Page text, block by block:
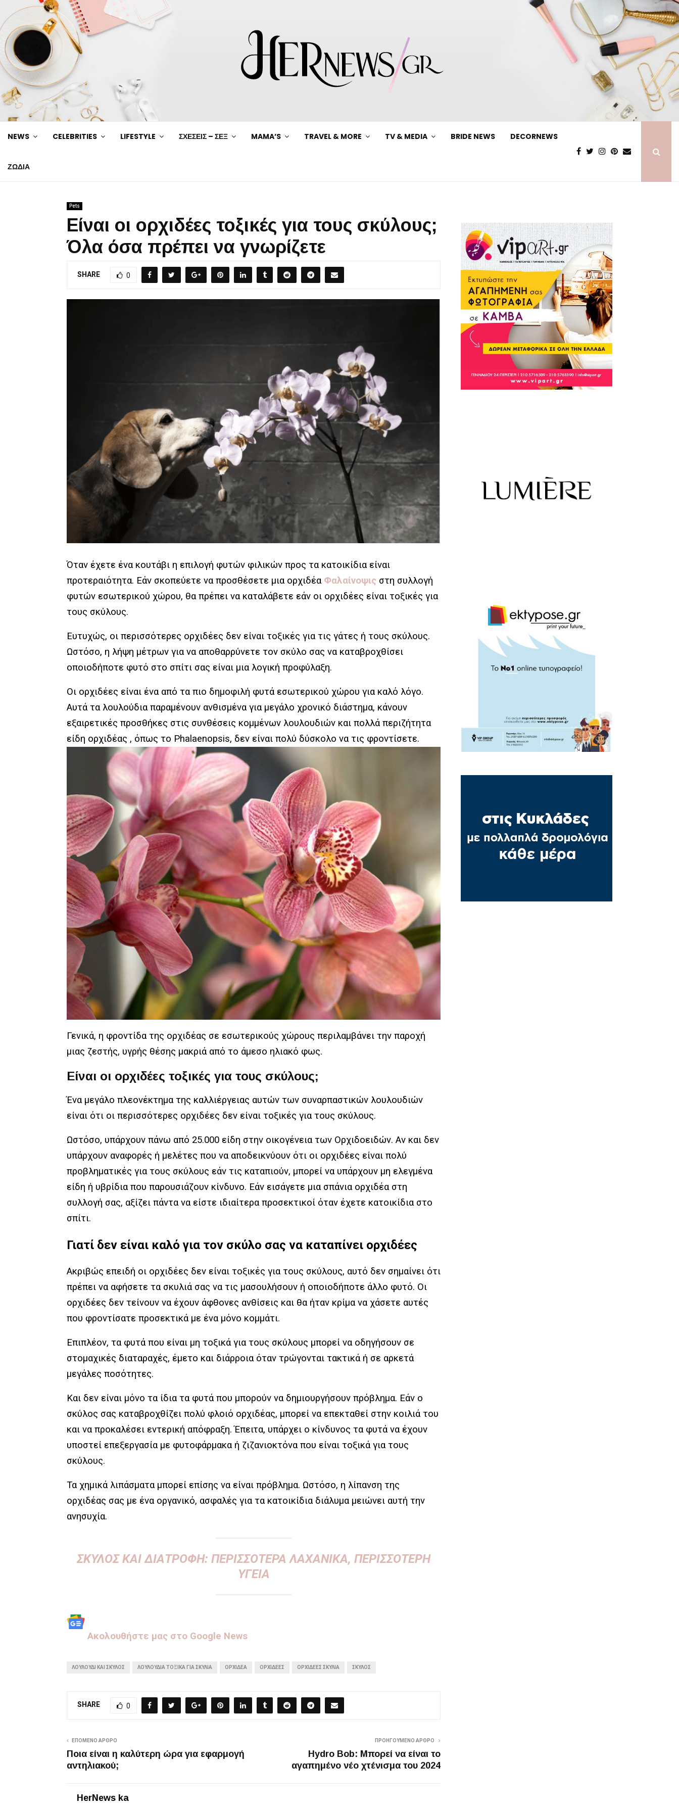
NEWS CELEBRITIES LIFESTYLE ΣΧΕΣΕΙΣ – ΣΕΞ MAMA’S TRAVEL & MORE TV & MEDIA BRIDE NEWS DECORNEWS
ΖΩΔΙΑ
Pets
Είναι οι ορχιδέες τοξικές για τους σκύλους;
Όλα όσα πρέπει να γνωρίζετε
SHARE 0
Όταν έχετε ένα κουτάβι η επιλογή φυτών φιλικών προς τα κατοικίδια είναι
προτεραιότητα. Εάν σκοπεύετε να προσθέσετε μια ορχιδέαΦαλαίνοψις στη συλλογή
φυτών εσωτερικού χώρου, θα πρέπει να καταλάβετε εάν οι ορχιδέες είναι τοξικές για
τους σκύλους.
Ευτυχώς, οι περισσότερες ορχιδέες δεν είναι τοξικές για τις γάτες ή τους σκύλους.
Ωστόσο, η λήψη μέτρων για να αποθαρρύνετε τον σκύλο σας να καταβροχθίσει
οποιοδήποτε φυτό στο σπίτι σας είναι μια λογική προφύλαξη.
Οι ορχιδέες είναι ένα από τα πιο δημοφιλή φυτά εσωτερικού χώρου για καλό λόγο.
Αυτά τα λουλούδια παραμένουν ανθισμένα για μεγάλο χρονικό διάστημα, κάνουν
εξαιρετικές προσθήκες στις συνθέσεις κομμένων λουλουδιών και πολλά περιζήτητα
είδη ορχιδέας , όπως το Phalaenopsis, δεν είναι πολύ δύσκολο να τις φροντίσετε.
Γενικά, η φροντίδα της ορχιδέας σε εσωτερικούς χώρους περιλαμβάνει την παροχή
μιας ζεστής, υγρής θέσης μακριά από το άμεσο ηλιακό φως.
Είναι οι ορχιδέες τοξικές για τους σκύλους;
Ένα μεγάλο πλεονέκτημα της καλλιέργειας αυτών των συναρπαστικών λουλουδιών
είναι ότι οι περισσότερες ορχιδέες δεν είναι τοξικές για τους σκύλους.
Ωστόσο, υπάρχουν πάνω από 25.000 είδη στην οικογένεια των Ορχιδοειδών. Αν και δεν
υπάρχουν αναφορές ή μελέτες που να αποδεικνύουν ότι οι ορχιδέες είναι πολύ
προβληματικές για τους σκύλους εάν τις καταπιούν, μπορεί να υπάρχουν μη ελεγμένα
είδη ή υβρίδια που παρουσιάζουν κίνδυνο. Εάν εισάγετε μια σπάνια ορχιδέα στη
συλλογή σας, αξίζει πάντα να είστε ιδιαίτερα προσεκτικοί όταν έχετε κατοικίδια στο
σπίτι.
Γιατί δεν είναι καλό για τον σκύλο σας να καταπίνει ορχιδέες
Ακριβώς επειδή οι ορχιδέες δεν είναι τοξικές για τους σκύλους, αυτό δεν σημαίνει ότι
πρέπει να αφήσετε τα σκυλιά σας να τις μασουλήσουν ή οποιοδήποτε άλλο φυτό. Οι
ορχιδέες δεν τείνουν να έχουν άφθονες ανθίσεις και θα ήταν κρίμα να χάσετε αυτές
που φροντίσατε προσεκτικά με ένα μόνο κομμάτι.
Επιπλέον, τα φυτά που είναι μη τοξικά για τους σκύλους μπορεί να οδηγήσουν σε
στομαχικές διαταραχές, έμετο και διάρροια όταν τρώγονται τακτικά ή σε αρκετά
μεγάλες ποσότητες.
Και δεν είναι μόνο τα ίδια τα φυτά που μπορούν να δημιουργήσουν πρόβλημα. Εάν ο
σκύλος σας καταβροχθίζει πολύ φλοιό ορχιδέας, μπορεί να επεκταθεί στην κοιλιά του
και να προκαλέσει εντερική απόφραξη. Έπειτα, υπάρχει ο κίνδυνος τα φυτά να έχουν
υποστεί επεξεργασία με φυτοφάρμακα ή ζιζανιοκτόνα που είναι τοξικά για τους
σκύλους.
Τα χημικά λιπάσματα μπορεί επίσης να είναι πρόβλημα. Ωστόσο, η λίπανση της
ορχιδέας σας με ένα οργανικό, ασφαλές για τα κατοικίδια διάλυμα μειώνει αυτή την
ανησυχία.
ΣΚΎΛΟΣ ΚΑΙ ΔΙΑΤΡΟΦΉ: ΠΕΡΙΣΣΌΤΕΡΑ ΛΑΧΑΝΙΚΆ, ΠΕΡΙΣΣΌΤΕΡΗ
ΥΓΕΊΑ
Aκολουθήστε μας στo Google News
ΛΟΥΛΟΎΔΙ ΚΑΙ ΣΚΎΛΟΣ ΛΟΥΛΟΎΔΙΑ ΤΟΞΙΚΆ ΓΙΑ ΣΚΥΛΙΆ ΟΡΧΙΔΈΑ ΟΡΧΙΔΕΕΣ ΟΡΧΙΔΈΕΣ ΣΚΥΛΙΆ ΣΚΎΛΟΣ
SHARE 0
ΕΠΌΜΕΝΟ ΆΡΘΡΟ
Ποια είναι η καλύτερη ώρα για εφαρμογή
αντηλιακού;
ΠΡΟΗΓΟΎΜΕΝΟ ΆΡΘΡΟ
Hydro Bob: Μπορεί να είναι το
αγαπημένο νέο χτένισμα του 2024
HerNews ka